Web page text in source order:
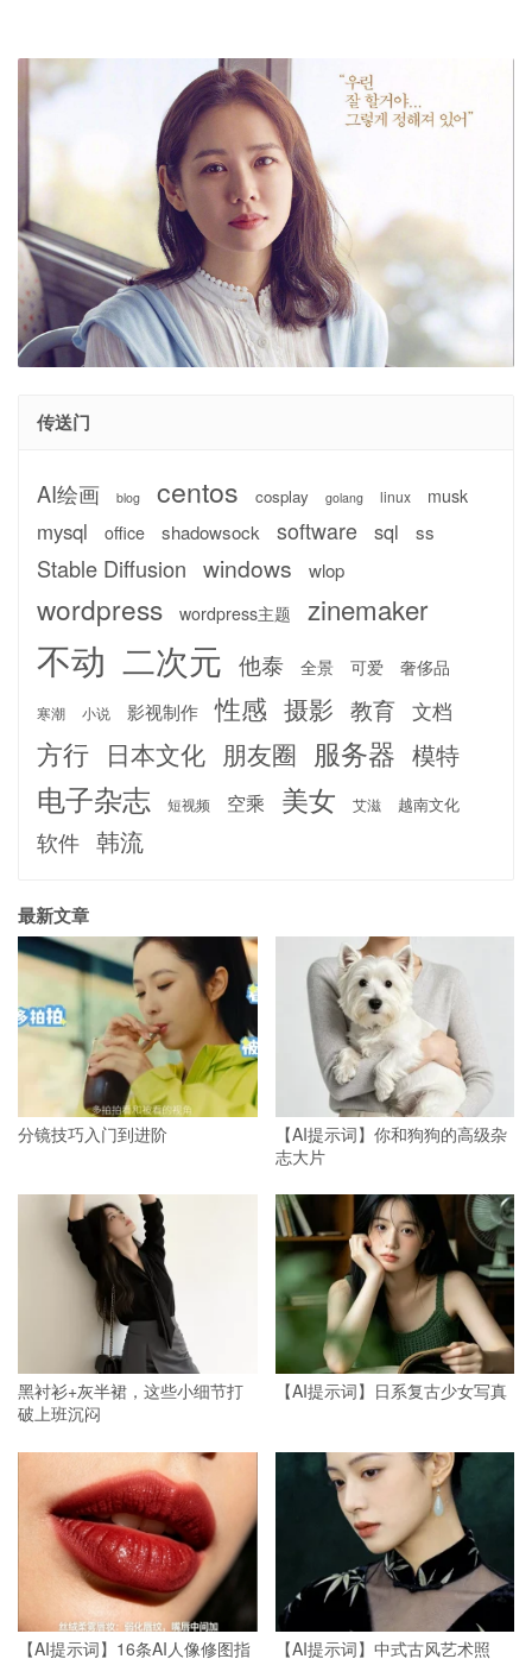
传送门
AI绘画 blog centos cosplay golang linux musk
mysql office shadowsock software sql ss
Stable Diffusion windows wlop
wordpress wordpress主题 zinemaker
不动 二次元 他泰 全景 可爱 奢侈品
寒潮 小说 影视制作 性感 摄影 教育 文档
方行 日本文化 朋友圈 服务器 模特
电子杂志 短视频 空乘 美女 艾滋 越南文化
软件 韩流
最新文章
分镜技巧入门到进阶
【AI提示词】你和狗狗的高级杂
志大片
黑衬衫+灰半裙，这些小细节打
破上班沉闷
【AI提示词】日系复古少女写真
【AI提示词】16条AI人像修图指
【AI提示词】中式古风艺术照